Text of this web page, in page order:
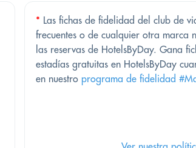
* Las fichas de fidelidad del club de
frecuentes o de cualquier otra marca
las reservas de HotelsByDay. Gana
estadías gratuitas en HotelsByDay
en nuestro programa de fidelidad